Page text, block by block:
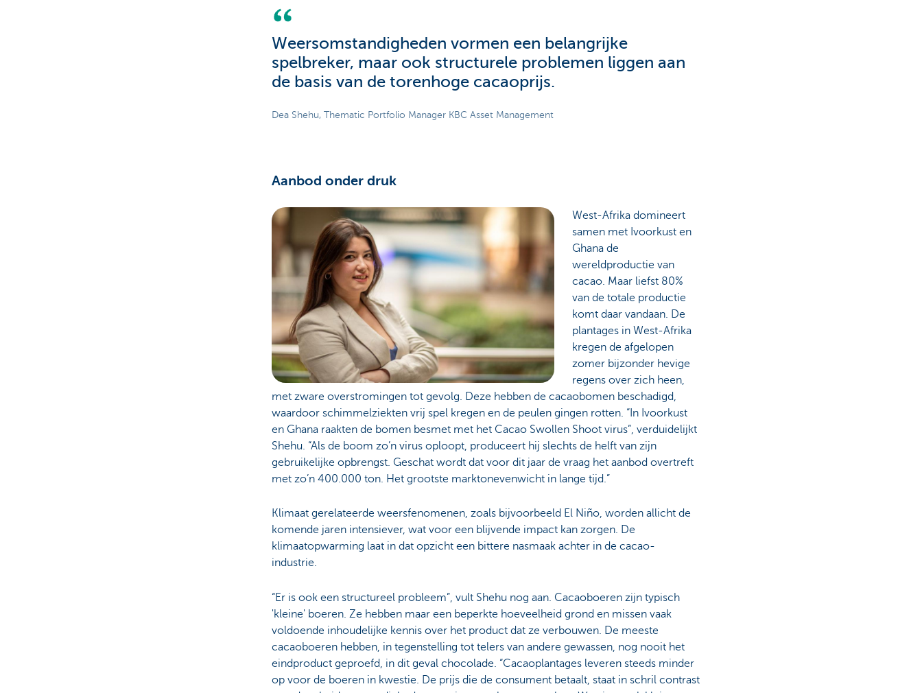
Weersomstandigheden vormen een belangrijke
spelbreker, maar ook structurele problemen liggen aan
de basis van de torenhoge cacaoprijs.
Dea Shehu, Thematic Portfolio Manager KBC Asset Management
Aanbod onder druk
West-Afrika domineert
samen met Ivoorkust en
Ghana de
wereldproductie van
cacao. Maar liefst 80%
van de totale productie
komt daar vandaan. De
plantages in West-Afrika
kregen de afgelopen
zomer bijzonder hevige
regens over zich heen,
met zware overstromingen tot gevolg. Deze hebben de cacaobomen beschadigd,
waardoor schimmelziekten vrij spel kregen en de peulen gingen rotten. “In Ivoorkust
en Ghana raakten de bomen besmet met het Cacao Swollen Shoot virus”, verduidelijkt
Shehu. “Als de boom zo’n virus oploopt, produceert hij slechts de helft van zijn
gebruikelijke opbrengst. Geschat wordt dat voor dit jaar de vraag het aanbod overtreft
met zo’n 400.000 ton. Het grootste marktonevenwicht in lange tijd.”
Klimaat gerelateerde weersfenomenen, zoals bijvoorbeeld El Niño, worden allicht de
komende jaren intensiever, wat voor een blijvende impact kan zorgen. De
klimaatopwarming laat in dat opzicht een bittere nasmaak achter in de cacao-
industrie.
“Er is ook een structureel probleem”, vult Shehu nog aan. Cacaoboeren zijn typisch
'kleine' boeren. Ze hebben maar een beperkte hoeveelheid grond en missen vaak
voldoende inhoudelijke kennis over het product dat ze verbouwen. De meeste
cacaoboeren hebben, in tegenstelling tot telers van andere gewassen, nog nooit het
eindproduct geproefd, in dit geval chocolade. “Cacaoplantages leveren steeds minder
op voor de boeren in kwestie. De prijs die de consument betaalt, staat in schril contrast